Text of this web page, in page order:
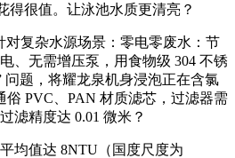
得很值。让泳池水质更清亮？
复杂水源场景：零电零废水：节
、无需增压泵，用食物级 304 不锈
问题，将耀龙泉机身浸泡正在含氯
俗 PVC、PAN 材质滤芯，过滤器需
滤精度达 0.01 微米？
值达 8NTU（国度尺度为